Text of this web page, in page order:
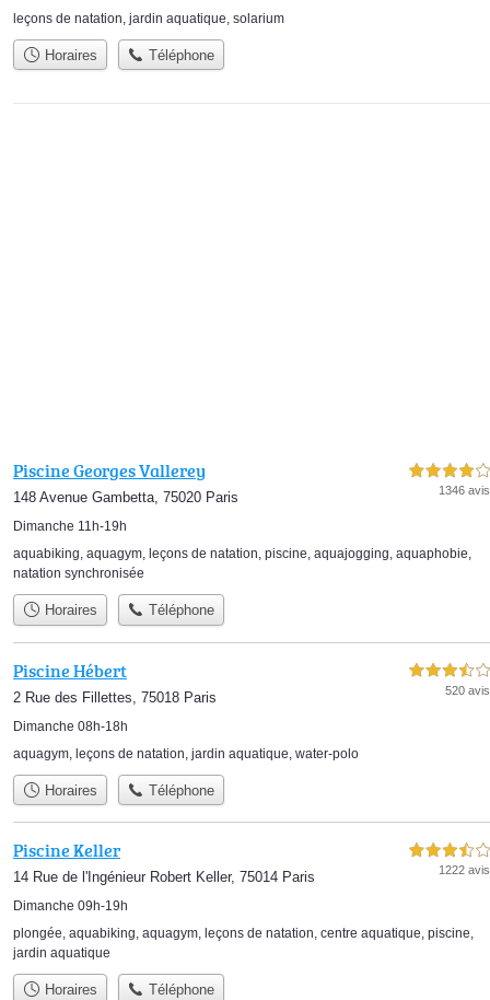
leçons de natation jardin aquatique solarium
Horaires Téléphone
Piscine Georges Vallerey
148 Avenue Gambetta, 75020 Paris
Dimanche 11h-19h
4,0 étoiles sur 5
1346 avis
aquabiking, aquagym, leçons de natation, piscine, aquajogging, aquaphobie,
natation synchronisée
Horaires Téléphone
Piscine Hébert
2 Rue des Fillettes, 75018 Paris
Dimanche 08h-18h
3,5 étoiles sur 5
520 avis
aquagym leçons de natation jardin aquatique water-polo
Horaires Téléphone
Piscine Keller
14 Rue de l'Ingénieur Robert Keller, 75014 Paris
Dimanche 09h-19h
3,5 étoiles sur 5
1222 avis
plongée, aquabiking, aquagym, leçons de natation, centre aquatique, piscine,
jardin aquatique
Horaires Téléphone